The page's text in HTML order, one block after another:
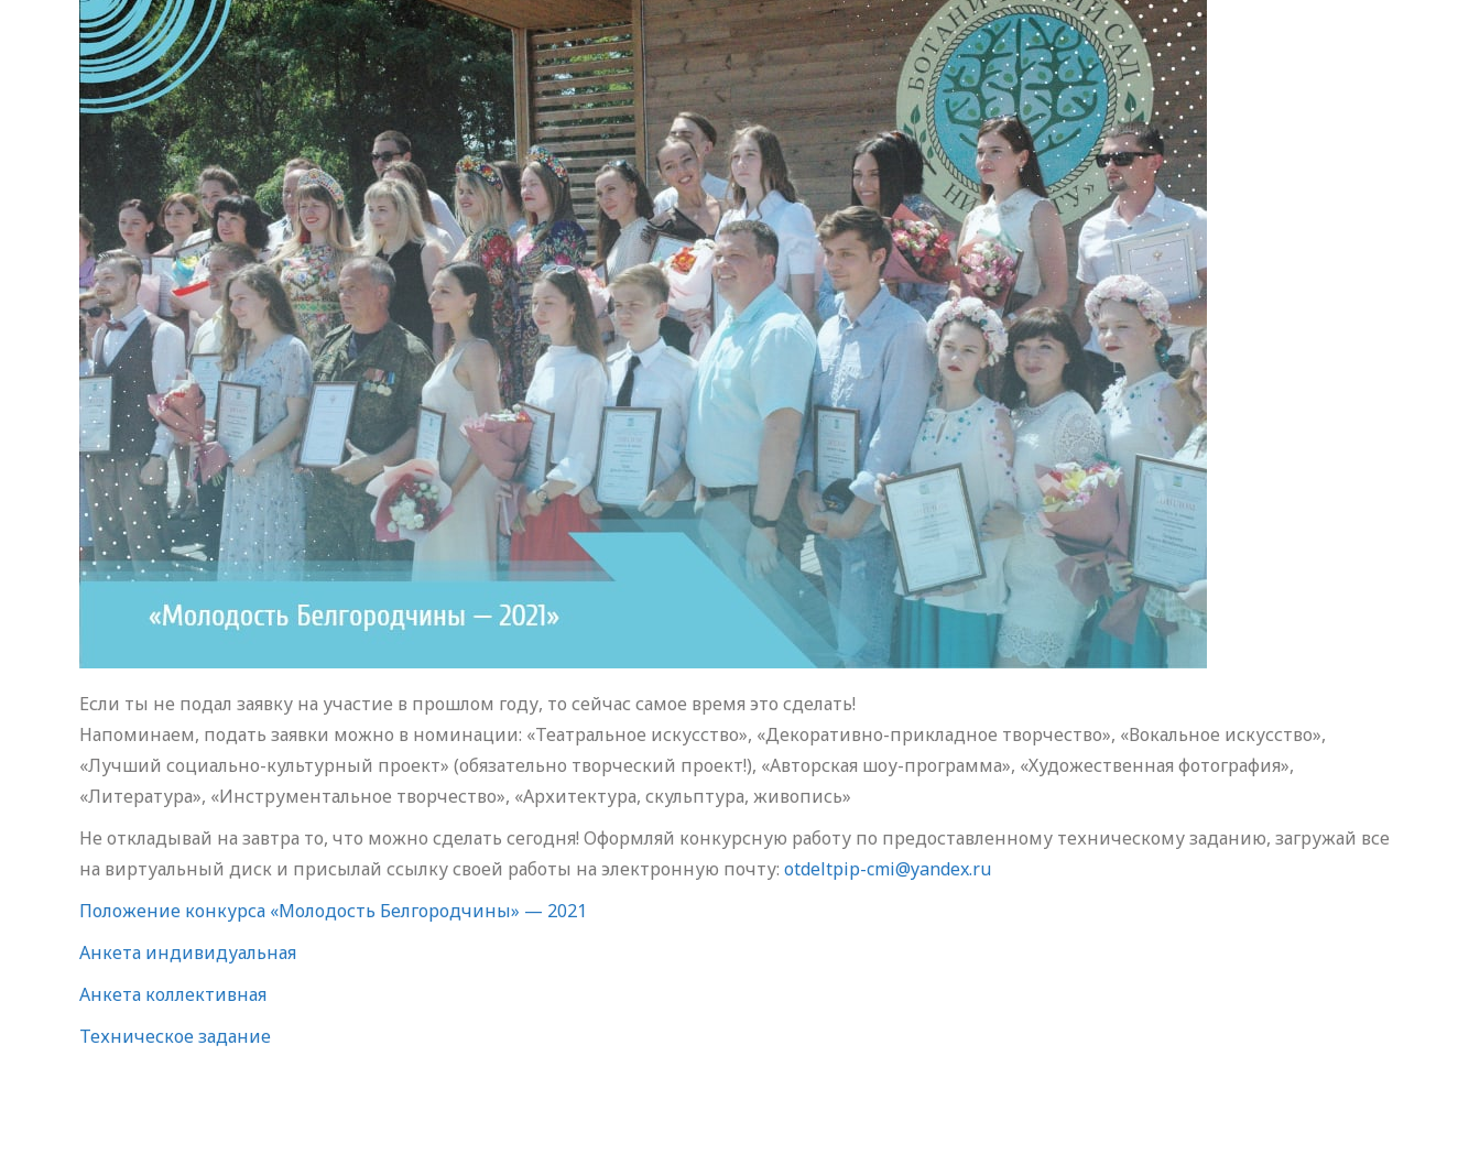
Если ты не подал заявку на участие в прошлом году, то сейчас самое время это сделать!
Напоминаем, подать заявки можно в номинации: «Театральное искусство», «Декоративно-прикладное творчество», «Вокальное искусство»,
«Лучший социально-культурный проект» (обязательно творческий проект!), «Авторская шоу-программа», «Художественная фотография»,
«Литература», «Инструментальное творчество», «Архитектура, скульптура, живопись»
Не откладывай на завтра то, что можно сделать сегодня! Оформляй конкурсную работу по предоставленному техническому заданию, загружай все
на виртуальный диск и присылай ссылку своей работы на электронную почту: otdeltpip-cmi@yandex.ru
Положение конкурса «Молодость Белгородчины» — 2021
Анкета индивидуальная
Анкета коллективная
Техническое задание